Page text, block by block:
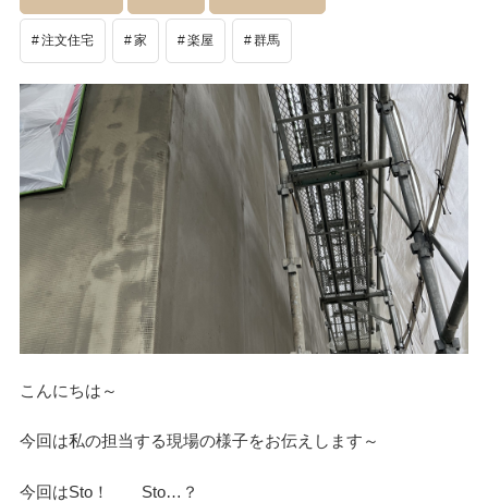
注文住宅 家 楽屋 群馬
こんにちは～
今回は私の担当する現場の様子をお伝えします～
今回はSto！ Sto…？
工事中
社長のコラム
店舗